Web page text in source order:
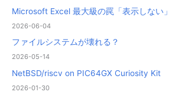
Microsoft Excel 最大級の罠「表示しない」
2026-06-04
ファイルシステムが壊れる？
2026-05-14
NetBSD/riscv on PIC64GX Curiosity Kit
2026-01-30